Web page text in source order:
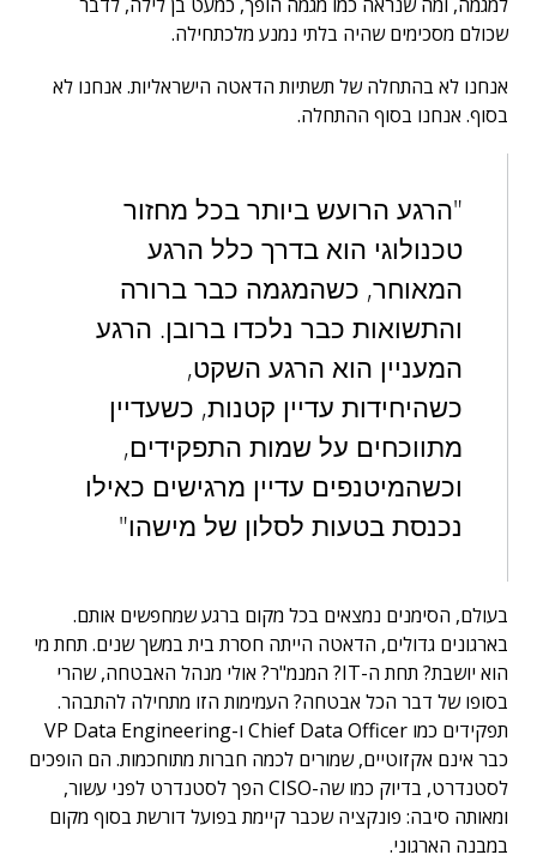
שכולם מסכימים שהיה בלתי נמנע מלכתחילה.
אנחנו לא בהתחלה של תשתיות הדאטה הישראליות. אנחנו לא
בסוף. אנחנו בסוף ההתחלה.
"הרגע הרועש ביותר בכל מחזור
טכנולוגי הוא בדרך כלל הרגע
המאוחר, כשהמגמה כבר ברורה
והתשואות כבר נלכדו ברובן. הרגע
המעניין הוא הרגע השקט,
כשהיחידות עדיין קטנות, כשעדיין
מתווכחים על שמות התפקידים,
וכשהמיטנפים עדיין מרגישים כאילו
נכנסת בטעות לסלון של מישהו"
בעולם, הסימנים נמצאים בכל מקום ברגע שמחפשים אותם.
בארגונים גדולים, הדאטה הייתה חסרת בית במשך שנים. תחת מי
הוא יושבת? תחת ה-IT? המנמ"ר? אולי מנהל האבטחה, שהרי
בסופו של דבר הכל אבטחה? העמימות הזו מתחילה להתבהר.
תפקידים כמו Chief Data Officer ו-VP Data Engineering
כבר אינם אקזוטיים, שמורים לכמה חברות מתוחכמות. הם הופכים
לסטנדרט, בדיוק כמו שה-CISO הפך לסטנדרט לפני עשור,
ומאותה סיבה: פונקציה שכבר קיימת בפועל דורשת בסוף מקום
במבנה הארגוני.